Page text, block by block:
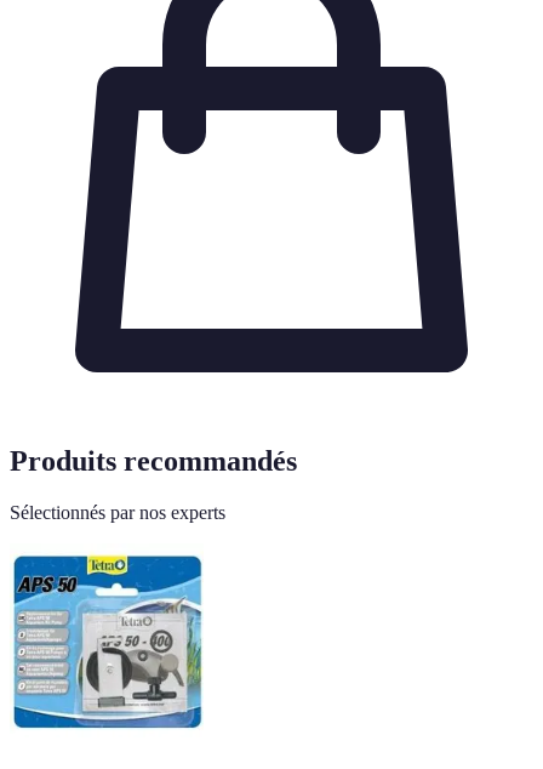
Produits recommandés
Sélectionnés par nos experts